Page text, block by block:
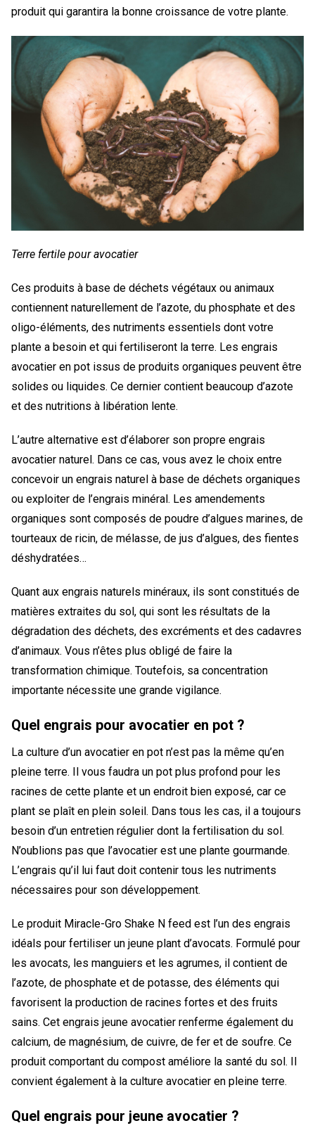
produit qui garantira la bonne croissance de votre plante.
Terre fertile pour avocatier
Ces produits à base de déchets végétaux ou animaux
contiennent naturellement de l’azote, du phosphate et des
oligo-éléments, des nutriments essentiels dont votre
plante a besoin et qui fertiliseront la terre. Les engrais
avocatier en pot issus de produits organiques peuvent être
solides ou liquides. Ce dernier contient beaucoup d’azote
et des nutritions à libération lente.
L’autre alternative est d’élaborer son propre engrais
avocatier naturel. Dans ce cas, vous avez le choix entre
concevoir un engrais naturel à base de déchets organiques
ou exploiter de l’engrais minéral. Les amendements
organiques sont composés de poudre d’algues marines, de
tourteaux de ricin, de mélasse, de jus d’algues, des fientes
déshydratées…
Quant aux engrais naturels minéraux, ils sont constitués de
matières extraites du sol, qui sont les résultats de la
dégradation des déchets, des excréments et des cadavres
d’animaux. Vous n’êtes plus obligé de faire la
transformation chimique. Toutefois, sa concentration
importante nécessite une grande vigilance.
Quel engrais pour avocatier en pot ?
La culture d’un avocatier en pot n’est pas la même qu’en
pleine terre. Il vous faudra un pot plus profond pour les
racines de cette plante et un endroit bien exposé, car ce
plant se plaît en plein soleil. Dans tous les cas, il a toujours
besoin d’un entretien régulier dont la fertilisation du sol.
N’oublions pas que l’avocatier est une plante gourmande.
L’engrais qu’il lui faut doit contenir tous les nutriments
nécessaires pour son développement.
Le produit Miracle-Gro Shake N feed est l’un des engrais
idéals pour fertiliser un jeune plant d’avocats. Formulé pour
les avocats, les manguiers et les agrumes, il contient de
l’azote, de phosphate et de potasse, des éléments qui
favorisent la production de racines fortes et des fruits
sains. Cet engrais jeune avocatier renferme également du
calcium, de magnésium, de cuivre, de fer et de soufre. Ce
produit comportant du compost améliore la santé du sol. Il
convient également à la culture avocatier en pleine terre.
Quel engrais pour jeune avocatier ?